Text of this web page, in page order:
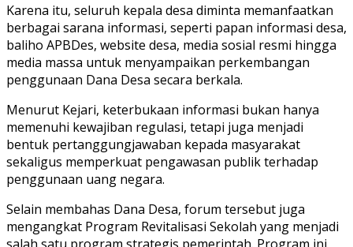
Karena itu, seluruh kepala desa diminta memanfaatkan
berbagai sarana informasi, seperti papan informasi desa,
baliho APBDes, website desa, media sosial resmi hingga
media massa untuk menyampaikan perkembangan
penggunaan Dana Desa secara berkala.
Menurut Kejari, keterbukaan informasi bukan hanya
memenuhi kewajiban regulasi, tetapi juga menjadi
bentuk pertanggungjawaban kepada masyarakat
sekaligus memperkuat pengawasan publik terhadap
penggunaan uang negara.
Selain membahas Dana Desa, forum tersebut juga
mengangkat Program Revitalisasi Sekolah yang menjadi